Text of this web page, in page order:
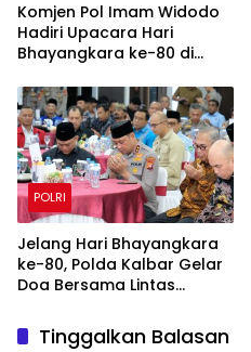
Komjen Pol Imam Widodo
Hadiri Upacara Hari
Bhayangkara ke-80 di
POLRI
Jelang Hari Bhayangkara
ke-80, Polda Kalbar Gelar
Doa Bersama Lintas
Pengabdian
Tinggalkan Balasan